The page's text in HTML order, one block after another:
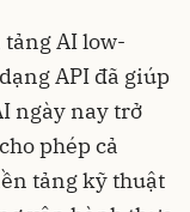
AI low-
API đã giúp
ngày nay trở
phép cả
tảng kỹ thuật